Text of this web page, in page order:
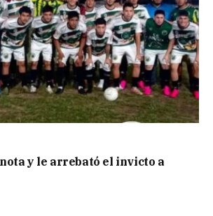
y le arrebató el invicto a